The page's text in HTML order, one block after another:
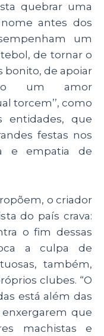
quebrar uma
antes dos
um
de tornar o
bonito, de apoiar
um amor
torcem’’, como
entidades, que
festas nos
e empatia de
o criador
do país crava:
o fim dessas
a culpa de
também,
clubes. “O
está além das
enxergarem que
machistas e